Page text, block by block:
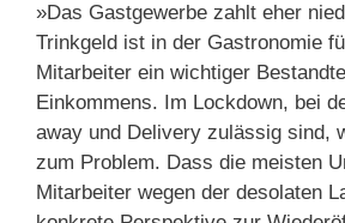
»Das Gastgewerbe zahlt eher
Trinkgeld ist in der Gastronomie
Mitarbeiter ein wichtiger
Einkommens. Im Lockdown, bei
away und Delivery zulässig sind,
zum Problem. Dass die meisten
Mitarbeiter wegen der desolaten